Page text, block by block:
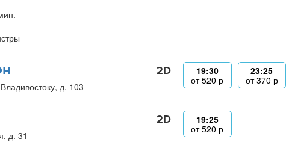
д. 103
2D
19:30
от520 р
23:25
от370 р
д. 31
2D
19:25
от520 р